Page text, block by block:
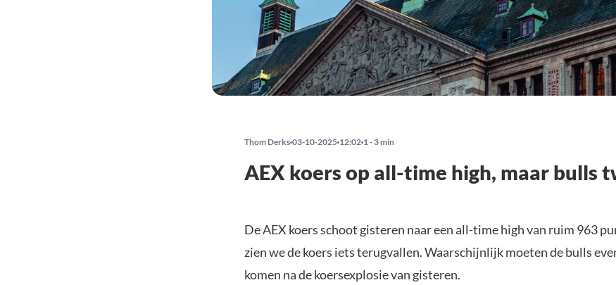
Thom Derks 03-10-2025 12:02 1 - 3 min
AEX koers op all-time high, maar bulls
De AEX koers schoot gisteren naar een all-time high van ruim 963
zien we de koers iets terugvallen. Waarschijnlijk moeten de bulls
komen na de koersexplosie van gisteren.